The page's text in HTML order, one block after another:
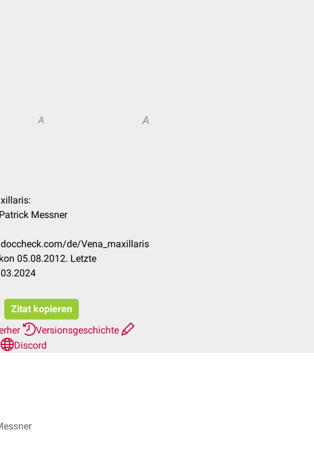
A A
Messner
de/Vena_maxillaris
05.08.2012. Letzte
Zitat kopieren
Versionsgeschichte
Discord